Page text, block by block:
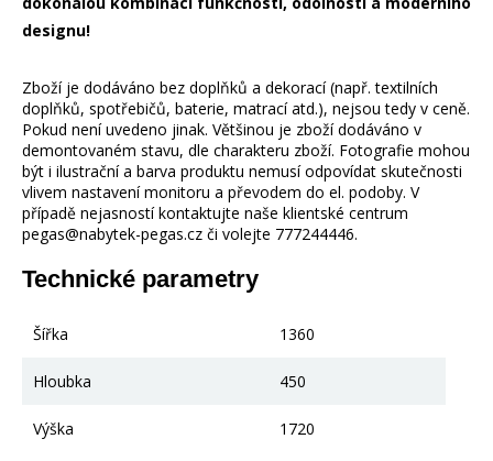
designu!
Zboží je dodáváno bez doplňků a dekorací (např. textilních
doplňků, spotřebičů, baterie, matrací atd.), nejsou tedy v ceně.
Pokud není uvedeno jinak. Většinou je zboží dodáváno v
demontovaném stavu, dle charakteru zboží. Fotografie mohou
být i ilustrační a barva produktu nemusí odpovídat skutečnosti
vlivem nastavení monitoru a převodem do el. podoby. V
případě nejasností kontaktujte naše klientské centrum
pegas@nabytek-pegas.cz či volejte 777244446.
Technické parametry
Šířka 1360
Hloubka 450
Výška 1720